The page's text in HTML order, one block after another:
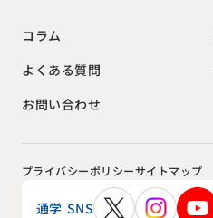
コラム
よくある質問
お問い合わせ
プライバシーポリシーサイトマップ
通学 SNS